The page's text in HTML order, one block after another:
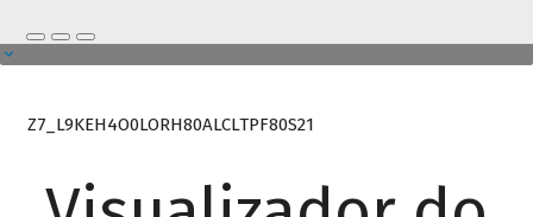
Z7_L9KEH4O0LORH80ALCLTPF80S21